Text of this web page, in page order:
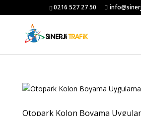
0216 527 27 50
Otopark Kolon Boyama